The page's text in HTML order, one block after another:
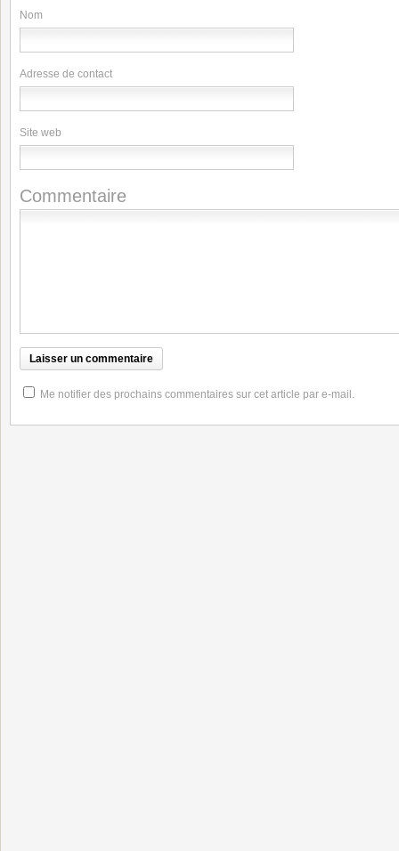
Nom
Adresse de contact
Site web
Commentaire
Me notifier des prochains commentaires sur cet article par e-mail.